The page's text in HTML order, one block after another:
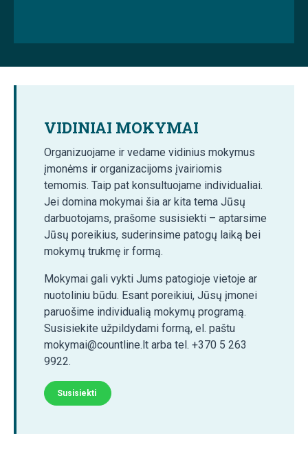
VIDINIAI MOKYMAI
Organizuojame ir vedame vidinius mokymus
įmonėms ir organizacijoms įvairiomis
temomis. Taip pat konsultuojame individualiai.
Jei domina mokymai šia ar kita tema Jūsų
darbuotojams, prašome susisiekti – aptarsime
Jūsų poreikius, suderinsime patogų laiką bei
mokymų trukmę ir formą.
Mokymai gali vykti Jums patogioje vietoje ar
nuotoliniu būdu. Esant poreikiui, Jūsų įmonei
paruošime individualią mokymų programą.
Susisiekite užpildydami formą, el. paštu
mokymai@countline.lt arba tel. +370 5 263
9922.
Susisiekti